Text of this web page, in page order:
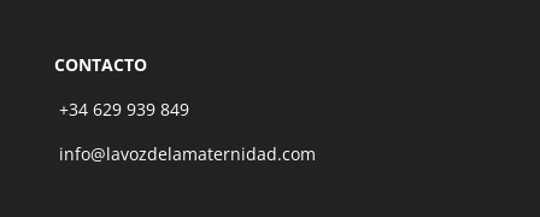
CONTACTO
+34 629 939 849
info@lavozdelamaternidad.com